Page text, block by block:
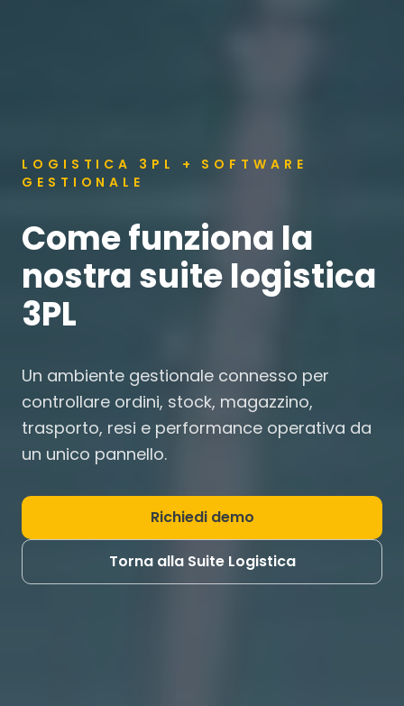
LOGISTICA 3PL + SOFTWARE
GESTIONALE
Come funziona la
nostra suite logistica
3PL
Un ambiente gestionale connesso per
controllare ordini, stock, magazzino,
trasporto, resi e performance operativa da
un unico pannello.
Richiedi demo
Torna alla Suite Logistica